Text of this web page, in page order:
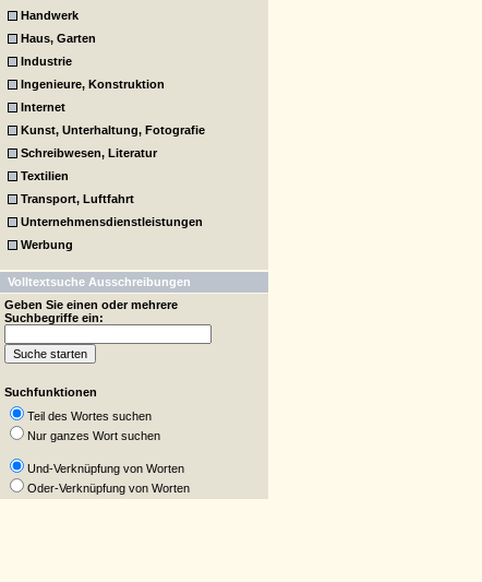
Handwerk
Haus, Garten
Industrie
Ingenieure, Konstruktion
Internet
Kunst, Unterhaltung, Fotografie
Schreibwesen, Literatur
Textilien
Transport, Luftfahrt
Unternehmensdienstleistungen
Werbung
Volltextsuche Ausschreibungen
Geben Sie einen oder mehrere
Suchbegriffe ein:
Suchfunktionen
Teil des Wortes suchen
Nur ganzes Wort suchen
Und-Verknüpfung von Worten
Oder-Verknüpfung von Worten